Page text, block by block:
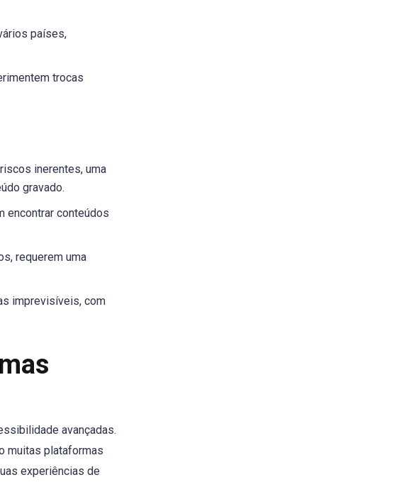
países,
trocas
inerentes, uma
gravado.
encontrar conteúdos
requerem uma
imprevisíveis, com
avançadas.
muitas plataformas
experiências de